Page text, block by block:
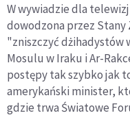
W wywiadzie dla
dowodzona przez Stany
"zniszczyć dżihadystów
Mosulu w Iraku i Ar-
postępy tak szybko jak
amerykański minister,
gdzie trwa Światowe